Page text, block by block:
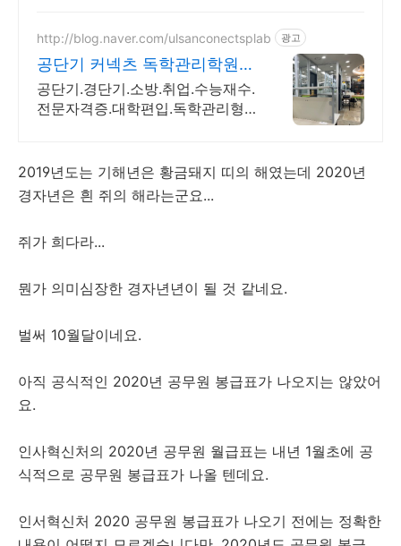
http://blog.naver.com/ulsanconectsplab 광고
공단기 커넥츠 독학관리학원
철저한 합격집중관리 프로그램
공단기.경단기.소방.취업.수능재수.
전문자격증.대학편입.독학관리형
2019년도는 기해년은 황금돼지 띠의 해였는데 2020년
경자년은 흰 쥐의 해라는군요...
쥐가 희다라...
뭔가 의미심장한 경자년년이 될 것 같네요.
벌써 10월달이네요.
아직 공식적인 2020년 공무원 봉급표가 나오지는 않았어
요.
인사혁신처의 2020년 공무원 월급표는 내년 1월초에 공
식적으로 공무원 봉급표가 나올 텐데요.
인서혁신처 2020 공무원 봉급표가 나오기 전에는 정확한